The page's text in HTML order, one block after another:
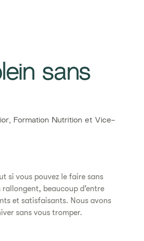
sans
Formation Nutrition et ​Vice-
si vous pouvez le faire sans
beaucoup d’entre
et satisfaisants. Nous avons
sans vous tromper.